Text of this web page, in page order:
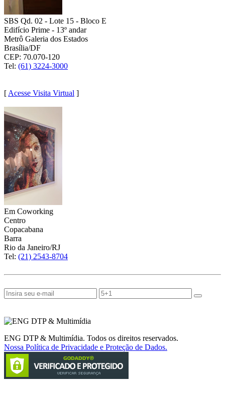
SBS Qd. 02 - Lote 15 - Bloco E
Edifício Prime - 13º andar
Metrô Galeria dos Estados
Brasília/DF
CEP: 70.070-120
Tel: (61) 3224-3000
[ Acesse Visita Virtual ]
Em Coworking
Centro
Copacabana
Barra
Rio da Janeiro/RJ
Tel: (21) 2543-8704
ENG DTP & Multimídia. Todos os direitos reservados.
Nossa Política de Privacidade e Proteção de Dados.